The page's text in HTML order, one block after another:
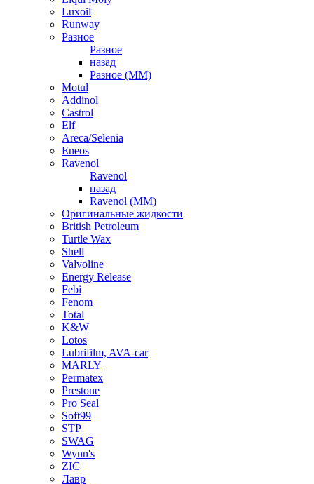
Luxoil
Runway
Разное
Разное
назад
Разное (ММ)
Motul
Addinol
Castrol
Elf
Areca/Selenia
Eneos
Ravenol
Ravenol
назад
Ravenol (ММ)
Оригинальные жидкости
British Petroleum
Turtle Wax
Shell
Valvoline
Energy Release
Febi
Fenom
Total
K&W
Lotos
Lubrifilm, AVA-car
MARLY
Permatex
Prestone
Pro Seal
Soft99
STP
SWAG
Wynn's
ZIC
Лавр